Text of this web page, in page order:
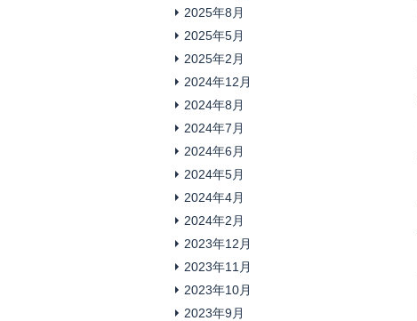
2025年8月
2025年5月
2025年2月
2024年12月
2024年8月
2024年7月
2024年6月
2024年5月
2024年4月
2024年2月
2023年12月
2023年11月
2023年10月
2023年9月